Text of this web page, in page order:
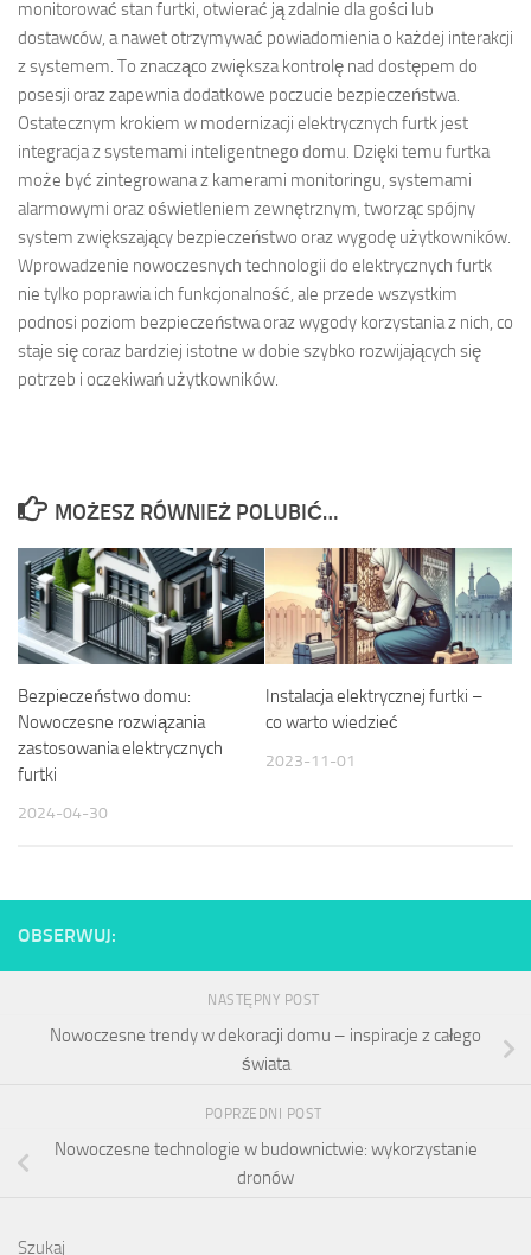
monitorować stan furtki, otwierać ją zdalnie dla gości lub
dostawców, a nawet otrzymywać powiadomienia o każdej interakcji
z systemem. To znacząco zwiększa kontrolę nad dostępem do
posesji oraz zapewnia dodatkowe poczucie bezpieczeństwa.
Ostatecznym krokiem w modernizacji elektrycznych furtk jest
integracja z systemami inteligentnego domu. Dzięki temu furtka
może być zintegrowana z kamerami monitoringu, systemami
alarmowymi oraz oświetleniem zewnętrznym, tworząc spójny
system zwiększający bezpieczeństwo oraz wygodę użytkowników.
Wprowadzenie nowoczesnych technologii do elektrycznych furtk
nie tylko poprawia ich funkcjonalność, ale przede wszystkim
podnosi poziom bezpieczeństwa oraz wygody korzystania z nich, co
staje się coraz bardziej istotne w dobie szybko rozwijających się
potrzeb i oczekiwań użytkowników.
MOŻESZ RÓWNIEŻ POLUBIĆ…
Bezpieczeństwo domu:
Nowoczesne rozwiązania
zastosowania elektrycznych
furtki
2024-04-30
Instalacja elektrycznej furtki –
co warto wiedzieć
2023-11-01
OBSERWUJ:
NASTĘPNY POST
Nowoczesne trendy w dekoracji domu – inspiracje z całego
świata
POPRZEDNI POST
Nowoczesne technologie w budownictwie: wykorzystanie
dronów
Szukaj